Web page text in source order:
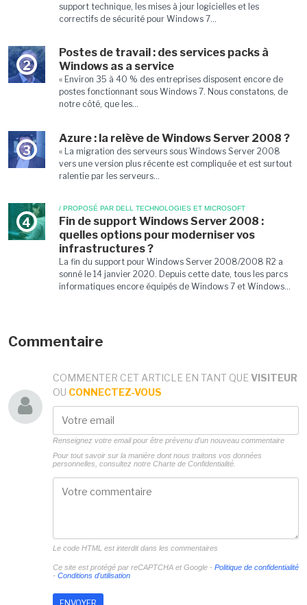
support technique, les mises à jour logicielles et les
correctifs de sécurité pour Windows 7...
2
Postes de travail : des services packs à
Windows as a service
« Environ 35 à 40 % des entreprises disposent encore de
postes fonctionnant sous Windows 7. Nous constatons, de
notre côté, que les...
3
Azure : la relève de Windows Server 2008 ?
« La migration des serveurs sous Windows Server 2008
vers une version plus récente est compliquée et est surtout
ralentie par les serveurs...
4
/ PROPOSÉ PAR DELL TECHNOLOGIES ET MICROSOFT
Fin de support Windows Server 2008 :
quelles options pour moderniser vos
infrastructures ?
La fin du support pour Windows Server 2008/2008 R2 a
sonné le 14 janvier 2020. Depuis cette date, tous les parcs
informatiques encore équipés de Windows 7 et Windows...
Commentaire
COMMENTER CET ARTICLE EN TANT QUE VISITEUR
OU CONNECTEZ-VOUS
Renseignez votre email pour être prévenu d'un nouveau commentaire
Pour tout savoir sur la manière dont nous traitons vos données
personnelles, consultez notre Charte de Confidentialité.
Le code HTML est interdit dans les commentaires
Ce site est protégé par reCAPTCHA et Google - Politique de confidentialité
- Conditions d'utilisation